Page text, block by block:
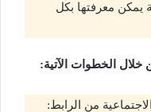
يمكن معرفتها بكل
خلال الخطوات الآتية:
من الرابط: